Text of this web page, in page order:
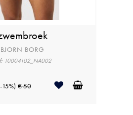
BJORN BORG
10004102_NA002
15%) € 50